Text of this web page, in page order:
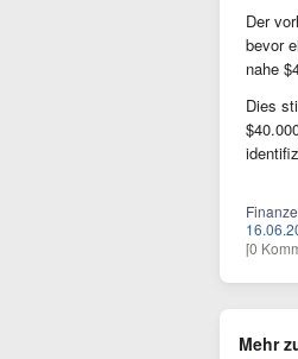
Der
bevor
nahe
Dies
[0
Mehr